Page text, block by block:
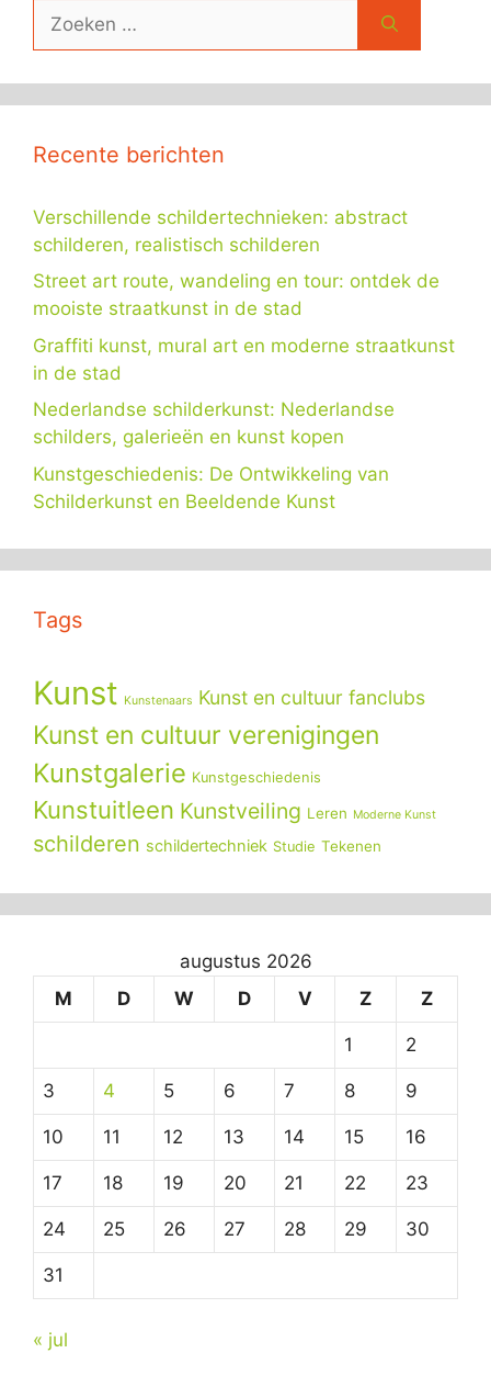
naar:
Recente berichten
Verschillende schildertechnieken: abstract
schilderen, realistisch schilderen
Street art route, wandeling en tour: ontdek de
mooiste straatkunst in de stad
Graffiti kunst, mural art en moderne straatkunst
in de stad
Nederlandse schilderkunst: Nederlandse
schilders, galerieën en kunst kopen
Kunstgeschiedenis: De Ontwikkeling van
Schilderkunst en Beeldende Kunst
Tags
Kunst Kunstenaars Kunst en cultuur fanclubs
Kunst en cultuur verenigingen
Kunstgalerie Kunstgeschiedenis
Kunstuitleen Kunstveiling Leren Moderne Kunst
schilderen schildertechniek Studie Tekenen
augustus 2026
M
D W D V Z Z
1 2
3 4 5 6 7 8 9
10 11 12 13 14 15 16
17 18 19 20 21 22 23
24 25 26 27 28 29 30
31
« jul